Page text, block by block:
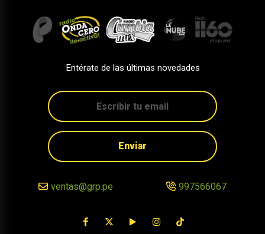
Entérate de las últimas novedades
Enviar
ventas@grp.pe 997566067